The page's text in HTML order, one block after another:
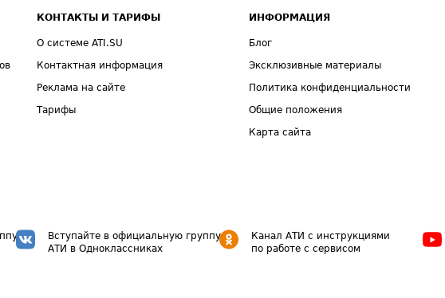
КОНТАКТЫ И ТАРИФЫ
О системе ATI.SU
Контактная информация
Реклама на сайте
Тарифы
ИНФОРМАЦИЯ
Блог
Эксклюзивные материалы
Политика конфиденциальности
Общие положения
Карта сайта
Вступайте в официальную группу
АТИ в Одноклассниках
Канал АТИ с инструкциями
по работе с сервисом